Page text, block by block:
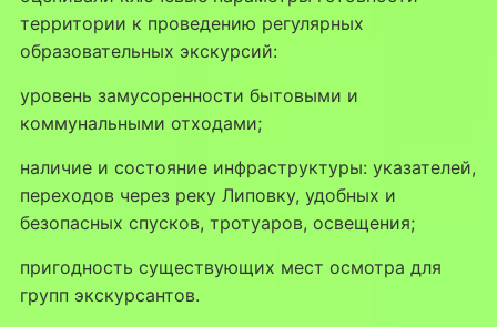
территории к проведению регулярных
образовательных экскурсий:
уровень замусоренности бытовыми и
коммунальными отходами;
наличие и состояние инфраструктуры: указателей,
переходов через реку Липовку, удобных и
безопасных спусков, тротуаров, освещения;
пригодность существующих мест осмотра для
групп экскурсантов.